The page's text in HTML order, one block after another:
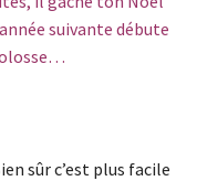
suivante débute
sûr c’est plus facile